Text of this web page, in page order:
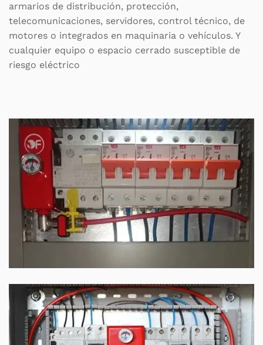
armarios de distribución, protección,
telecomunicaciones, servidores, control técnico, de
motores o integrados en maquinaria o vehículos. Y
cualquier equipo o espacio cerrado susceptible de
riesgo eléctrico